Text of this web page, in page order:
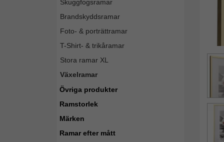
Skuggfogsramar
Brandskyddsramar
Foto- & porträttramar
T-Shirt- & trikåramar
Stora ramar XL
Växelramar
Övriga produkter
Ramstorlek
Märken
Ramar efter mått